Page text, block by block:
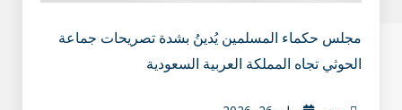
مجلس حكماء المسلمين يُدينُ بشدة تصريحات جماعة
الحوثي تجاه المملكة العربية السعودية